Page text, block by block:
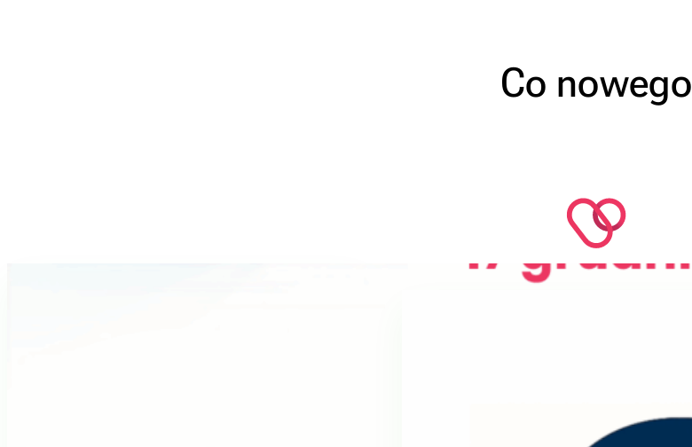
Co nowego